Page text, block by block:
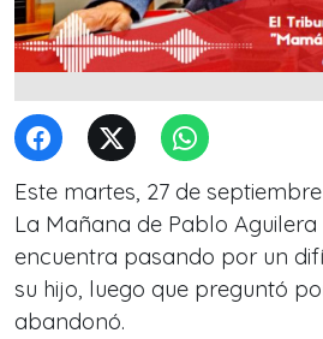
Este martes, 27 de
La Mañana de Pablo
encuentra pasando por un
su hijo, luego que preguntó
abandonó.